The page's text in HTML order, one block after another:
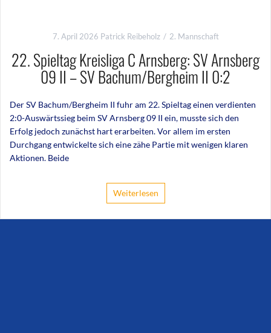
7. April 2026 Patrick Reibeholz 2. Mannschaft
22. Spieltag Kreisliga C Arnsberg: SV Arnsberg
09 II – SV Bachum/Bergheim II 0:2
Der SV Bachum/Bergheim II fuhr am 22. Spieltag einen verdienten
2:0-Auswärtssieg beim SV Arnsberg 09 II ein, musste sich den
Erfolg jedoch zunächst hart erarbeiten. Vor allem im ersten
Durchgang entwickelte sich eine zähe Partie mit wenigen klaren
Aktionen. Beide
Weiterlesen